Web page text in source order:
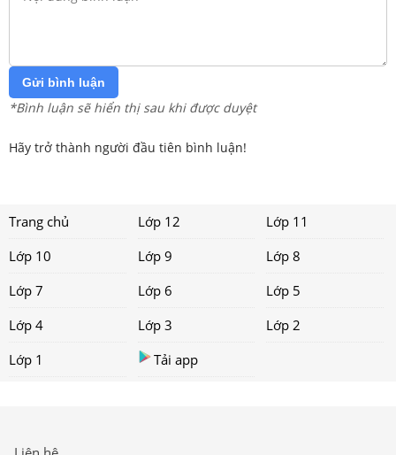
Gửi bình luận
*Bình luận sẽ hiển thị sau khi được duyệt
Hãy trở thành người đầu tiên bình luận!
Trang chủ Lớp 12
Lớp 11
Lớp 10
Lớp 9
Lớp 8
Lớp 7
Lớp 6
Lớp 5
Lớp 4
Lớp 3
Lớp 2
Lớp 1
Tải app